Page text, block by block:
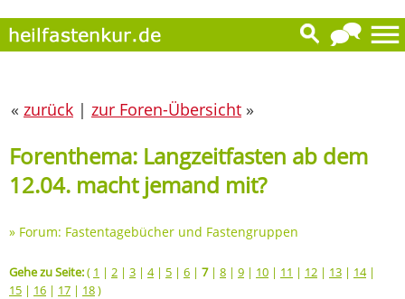
« zurück | zur Foren-Übersicht »
Forenthema: Langzeitfasten ab dem
12.04. macht jemand mit?
» Forum: Fastentagebücher und Fastengruppen
Gehe zu Seite:( 1 | 2 | 3 | 4| 5 | 6 | 7| 8 | 9 | 10 | 11 | 12 | 13 | 14|
15 | 16 | 17 | 18)